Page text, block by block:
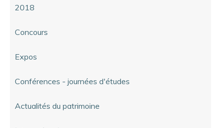
2018
Concours
Expos
Conférences - journées d'études
Actualités du patrimoine